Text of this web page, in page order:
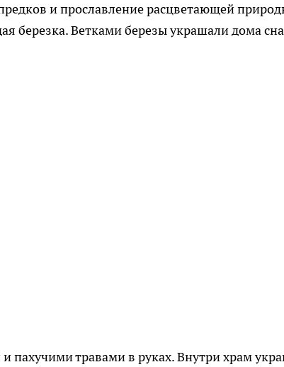
и прославление расцветающей
березка. Ветками березы украшали дома
пахучими травами в руках. Внутри храм